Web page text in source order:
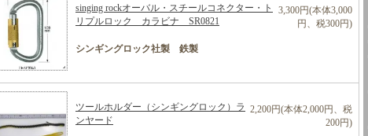
singing rockオーバル・スチールコネクター・ト
リプルロック カラビナ SR0821
3,300円(本体3,000
円、税300円)
シンギングロック社製 鉄製
ツールホルダー（シンギングロック）ラ
ンヤード
2,200円(本体2,000円、税
200円)